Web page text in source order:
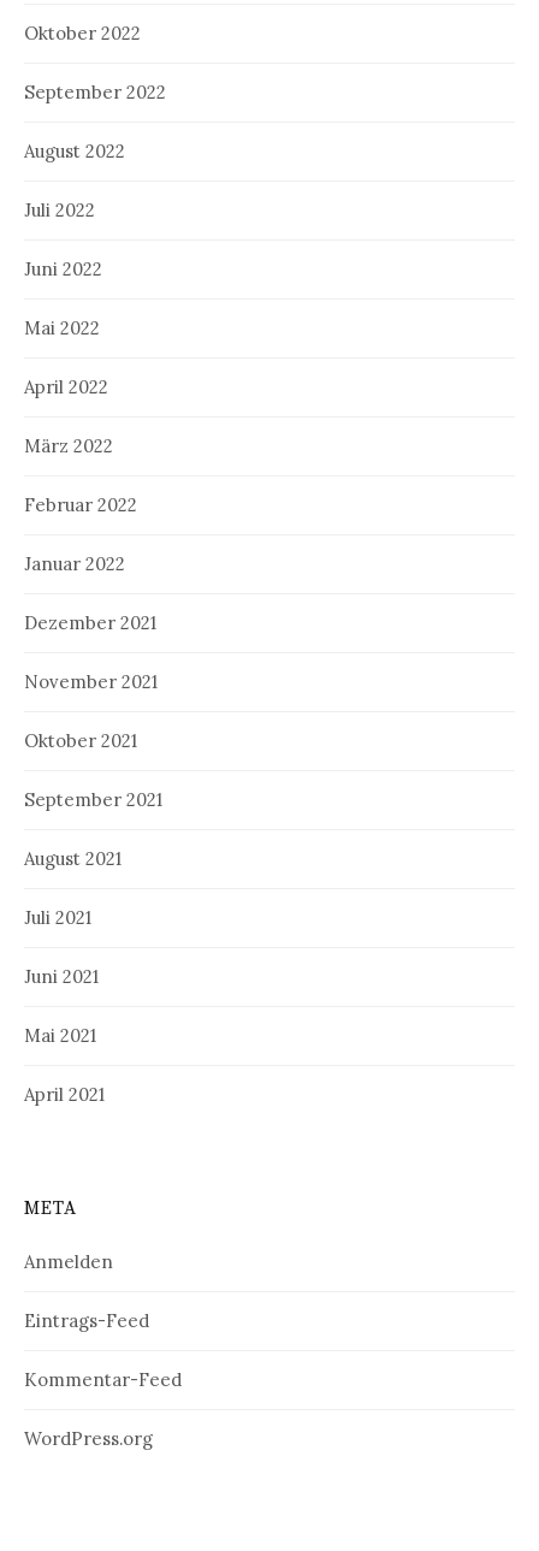
Oktober 2022
September 2022
August 2022
Juli 2022
Juni 2022
Mai 2022
April 2022
März 2022
Februar 2022
Januar 2022
Dezember 2021
November 2021
Oktober 2021
September 2021
August 2021
Juli 2021
Juni 2021
Mai 2021
April 2021
META
Anmelden
Eintrags-Feed
Kommentar-Feed
WordPress.org